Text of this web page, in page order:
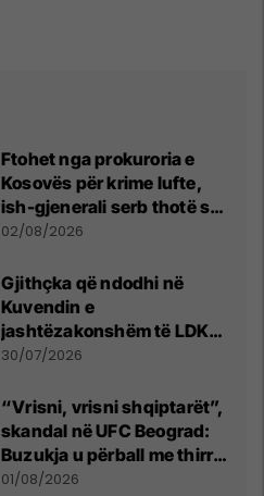
Ftohet nga prokuroria e
Kosovës për krime lufte,
ish-gjenerali serb thotë se
dikush e tradhtoi në
02/08/2026
Gjithçka që ndodhi në
Kuvendin e
jashtëzakonshëm të LDK-
së
30/07/2026
“Vrisni, vrisni shqiptarët”,
skandal në UFC Beograd:
Buzukja u përball me thirrje
anti-shqiptare nga
01/08/2026